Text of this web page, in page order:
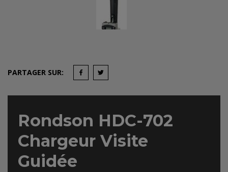
PARTAGER SUR:
Rondson HDC-702
Chargeur Visite
Guidée